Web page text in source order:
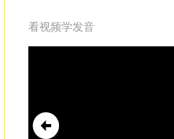
看视频学发音